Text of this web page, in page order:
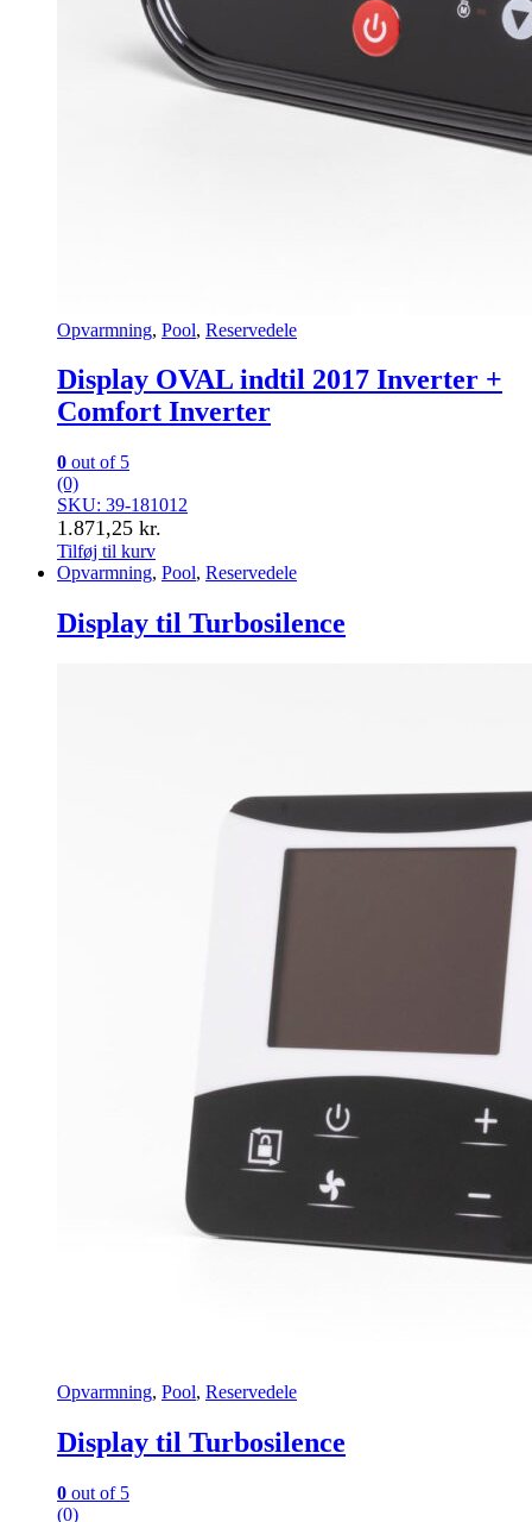
Opvarmning, Pool, Reservedele
Display OVAL indtil 2017 Inverter +
Comfort Inverter
0 out of 5
(0)
SKU: 39-181012
1.871,25 kr.
Tilføj til kurv
Opvarmning, Pool, Reservedele
Display til Turbosilence
Opvarmning, Pool, Reservedele
Display til Turbosilence
0 out of 5
(0)